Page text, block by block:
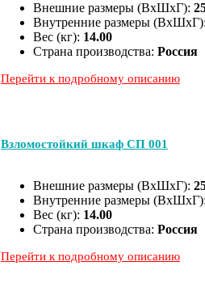
Внешние размеры (ВхШхГ):
Внутренние размеры
Вес (кг): 14.00
Страна производства: Россия
Перейти к подробному описанию
Взломостойкий шкаф СП 001
Внешние размеры (ВхШхГ):
Внутренние размеры
Вес (кг): 14.00
Страна производства: Россия
Перейти к подробному описанию